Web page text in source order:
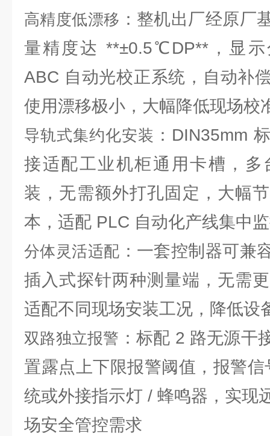
高精度低漂移 ：整机出厂经原厂
量精度达 **±0.5℃DP**，显
ABC 自动光校正系统，自动补
使用漂移极小，大幅降低现场校
导轨式集约化安装 ：DIN35mm
接适配工业机柜通用卡槽，多
装，无需额外打孔固定，大幅
本，适配 PLC 自动化产线集中
分体灵活适配 ：一套控制器可兼
插入式探针两种测量端，无需
适配不同现场安装工况，降低设
双路独立报警 ：标配 2 路无源干
置露点上下限报警阈值，报警
统或外接指示灯 / 蜂鸣器，实现
场安全管控需求